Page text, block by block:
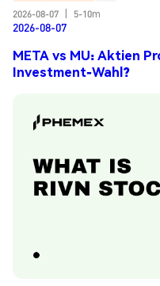
2026-08-07
5-10m
2026-08-07
META vs MU: Aktien
Investment-Wahl?